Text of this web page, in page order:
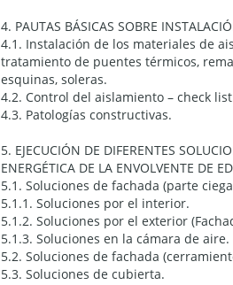
4. PAUTAS BÁSICAS SOBRE
4.1. Instalación de los materiales de
tratamiento de puentes térmicos,
esquinas, soleras.
4.2. Control del aislamiento – check
4.3. Patologías constructivas.
5. EJECUCIÓN DE DIFERENTES
ENERGÉTICA DE LA ENVOLVENTE DE
5.1. Soluciones de fachada (parte
5.1.1. Soluciones por el interior.
5.1.2. Soluciones por el exterior
5.1.3. Soluciones en la cámara de aire.
5.2. Soluciones de fachada
5.3. Soluciones de cubierta.